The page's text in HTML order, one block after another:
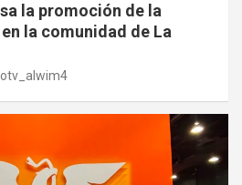
la promoción de la
la comunidad de La